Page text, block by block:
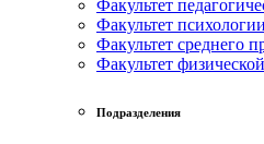
Факультет
Факультет
Факультет среднего
Факультет
Подразделения